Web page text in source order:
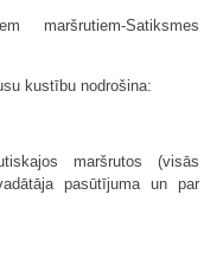
maršrutiem-Satiksmes
kustību nodrošina:
maršrutos (visās
pasūtījuma un par